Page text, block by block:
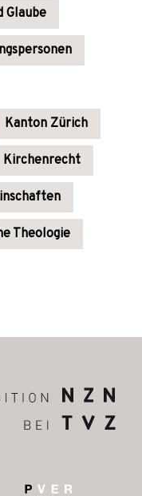
Glaube
Kanton Zürich
Kirchenrecht
Theologie